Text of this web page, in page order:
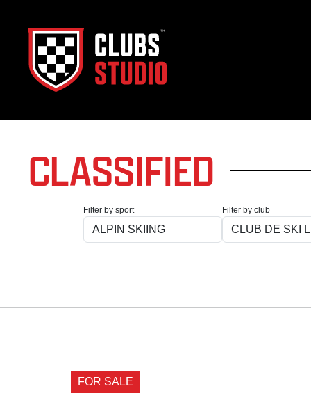
CLASSIFIED
Filter by sport Filter by club
FOR SALE